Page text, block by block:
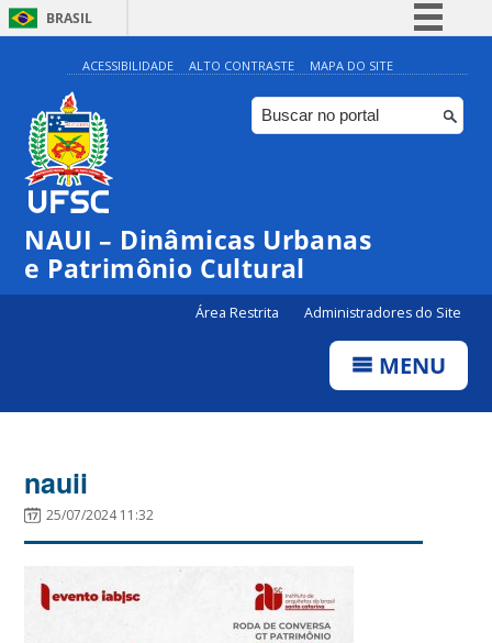
BRASIL
Simplifique!
Comunica BR
Participe
Canais
ACESSIBILIDADE ALTO CONTRASTE MAPA DO SITE
NAUI – Dinâmicas Urbanas
e Patrimônio Cultural
Área Restrita Administradores do Site
MENU
nauii
25/07/2024 11:32